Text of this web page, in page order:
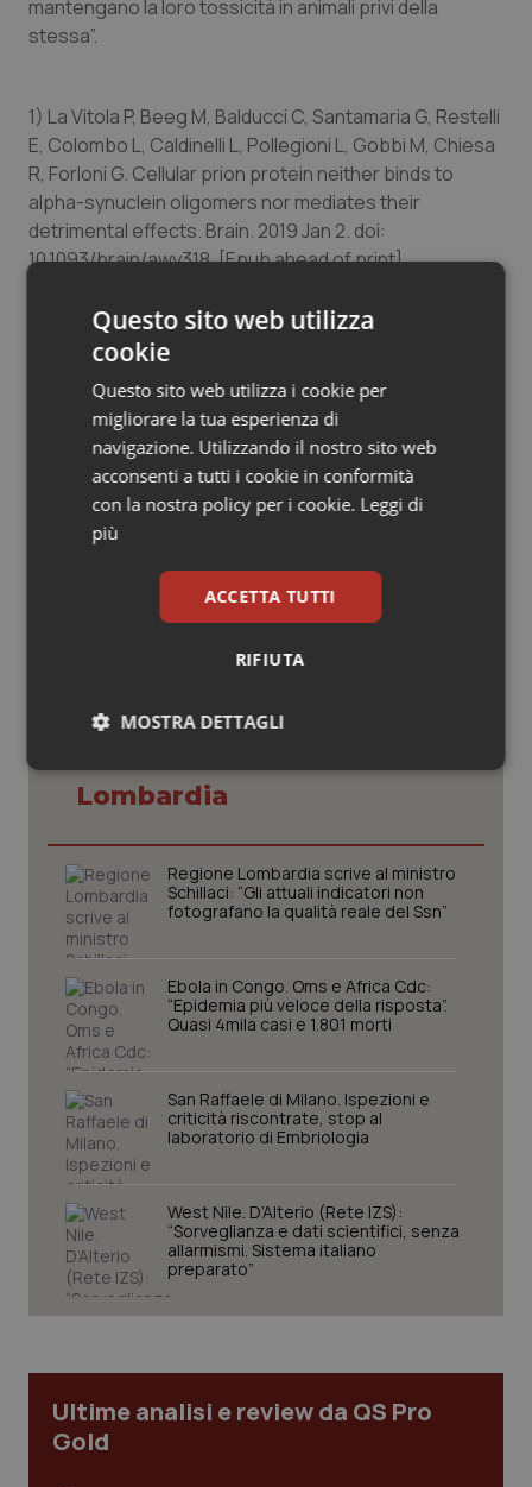
Salute orale & impianti
Tiroide
Tumore al seno
Tumori del Polmone & Testa Collo
Tumori gastrointestinali
Ulcera & Reflusso
Vaccini
mantengano la loro tossicità in animali privi della
stessa”.
1) La Vitola P, Beeg M, Balducci C, Santamaria G, Restelli
E, Colombo L, Caldinelli L, Pollegioni L, Gobbi M, Chiesa
R, Forloni G. Cellular prion protein neither binds to
alpha-synuclein oligomers nor mediates their
detrimental effects. Brain. 2019 Jan 2. doi:
10.1093/brain/awy318. [Epub ahead of print]
2) La Vitola P, Balducci C, Cerovic M, Santamaria G,
Brandi E, Grandi F, Caldinelli L, Colombo L, Morgese MG,
Trabace L, Pollegioni L, Albani D, Forloni G. Alpha-
synuclein oligomers impair memory through glial cell
activation and via Toll-like receptor 2. Brain Behav
Immun. 2018 Mar; 69:591-602.
15 Gennaio 2019
Lombardia
Regione Lombardia scrive al ministro
Schillaci: “Gli attuali indicatori non
fotografano la qualità reale del Ssn”
Ebola in Congo. Oms e Africa Cdc:
“Epidemia più veloce della risposta”.
Quasi 4mila casi e 1.801 morti
San Raffaele di Milano. Ispezioni e
criticità riscontrate, stop al
laboratorio di Embriologia
West Nile. D’Alterio (Rete IZS):
“Sorveglianza e dati scientifici, senza
allarmismi. Sistema italiano
preparato”
Ultime analisi e review da QS Pro
Gold
Questo sito web utilizza
cookie
Questo sito web utilizza i cookie per
migliorare la tua esperienza di
navigazione. Utilizzando il nostro sito web
acconsenti a tutti i cookie in conformità
con la nostra policy per i cookie. Leggi di
più
ACCETTA TUTTI
RIFIUTA
MOSTRA DETTAGLI
Necessari Statistici Marketing
I cookie necessari contribuiscono a rendere fruibile il
sito web abilitandone funzionalità di base quali la
navigazione sulle pagine e l'accesso alle aree
protette del sito. Il sito web non è in grado di
funzionare correttamente senza questi cookie.
Fornitore/Dominio
VISITOR_PRIVACY_METADATA
YouTube
.youtube.com